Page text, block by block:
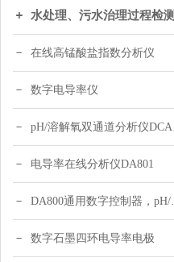
水处理、污水治理过程检测
在线高锰酸盐指数分析仪
数字电导率仪
pH/溶解氧双通道分析仪DCA120
电导率在线分析仪DA801
DA800通用数字控制器，pH/DO/ORP多参数
数字石墨四环电导率电极